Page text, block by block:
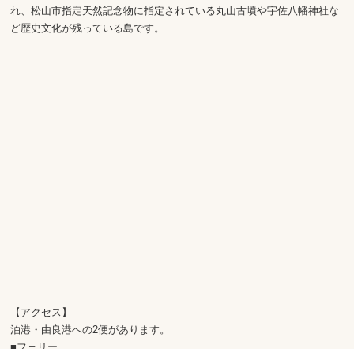
れ、松山市指定天然記念物に指定されている丸山古墳や宇佐八幡神社な
ど歴史文化が残っている島です。
【アクセス】
泊港・由良港への2便があります。